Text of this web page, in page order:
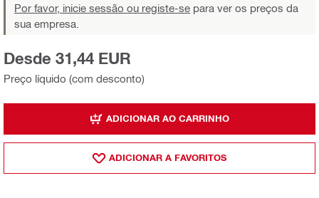
Por favor, inicie sessão ou registe-se para ver os preços da
sua empresa.
Preço líquido (com desconto)
Desde 31,44 EUR
ADICIONAR AO CARRINHO
ADICIONAR A FAVORITOS